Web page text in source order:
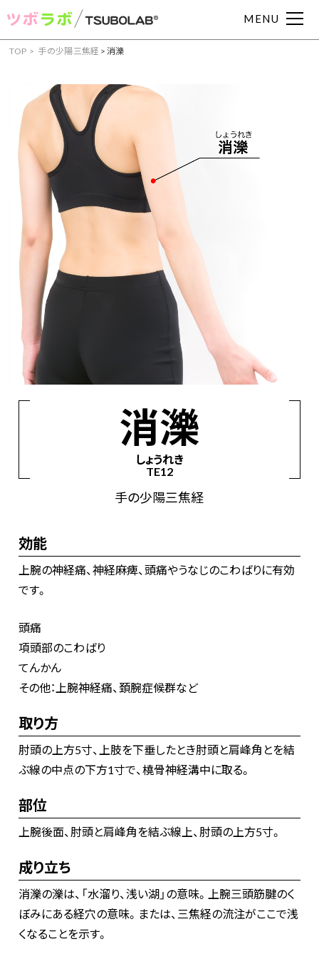
症状からツボを見つける
頭痛 肩こり 眼精疲労
下痢
便秘 耳鳴り めまい 冷え症
動悸
イライラ
不安 月経痛
部位からツボを見つける
手・腕のツボ 足のツボ
頭・首のツボ
お腹・胸のツボ
経絡からツボを見つける
手の陽明大腸経
手の少陰心経
手の太陽小腸経
足の少陰腎経
足の少陽胆経
MENU
TOP 手の少陽三焦経 >消濼
消濼
しょうれき
TE12
手の少陽三焦経
効能
上腕の神経痛、神経麻痺、頭痛やうなじのこわばりに有効
です。
頭痛
項頭部のこわばり
てんかん
その他：上腕神経痛、頚腕症候群など
取り方
肘頭の上方5寸、上肢を下垂したとき肘頭と肩峰角とを結
ぶ線の中点の下方1寸で、橈骨神経溝中に取る。
部位
上腕後面、肘頭と肩峰角を結ぶ線上、肘頭の上方5寸。
成り立ち
消濼の濼は、「水溜り、浅い湖」の意味。上腕三頭筋腱のく
ぼみにある経穴の意味。または、三焦経の流注がここで浅
くなることを示す。